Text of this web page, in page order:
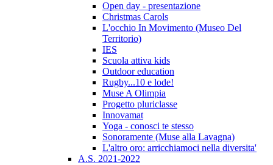
Open day - presentazione
Christmas Carols
L'occhio In Movimento (Museo Del
Territorio)
IES
Scuola attiva kids
Outdoor education
Rugby...10 e lode!
Muse A Olimpia
Progetto pluriclasse
Innovamat
Yoga - conosci te stesso
Sonoramente (Muse alla Lavagna)
L'altro oro: arricchiamoci nella diversita'
A.S. 2021-2022